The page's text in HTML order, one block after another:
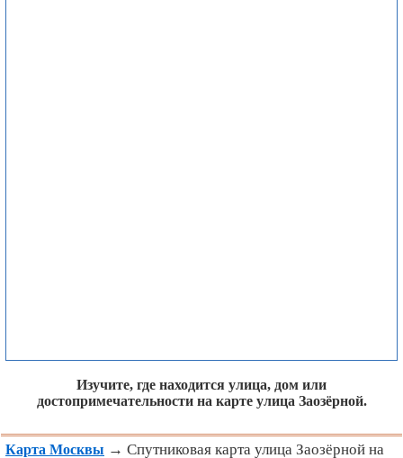
Изучите, где находится улица, дом или
достопримечательности на карте улица Заозёрной.
Карта Москвы → Спутниковая карта улица Заозёрной на